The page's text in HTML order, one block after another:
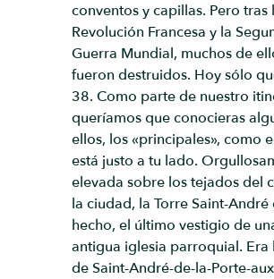
conventos y capillas. Pero tras
Revolución Francesa y la
Guerra Mundial, muchos de
fueron destruidos. Hoy sólo
38. Como parte de nuestro
queríamos que conocieras
ellos, los «principales», como
está justo a tu lado.
elevada sobre los tejados del
la ciudad, la Torre Saint-André
hecho, el último vestigio de
antigua iglesia parroquial. Era
de Saint-André-de-la-Porte-